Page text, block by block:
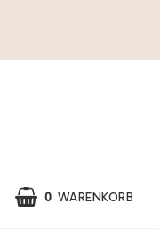
0 WARENKORB